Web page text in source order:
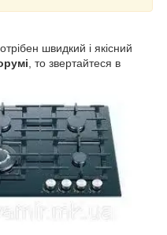
швидкий і якісний
, то звертайтеся в